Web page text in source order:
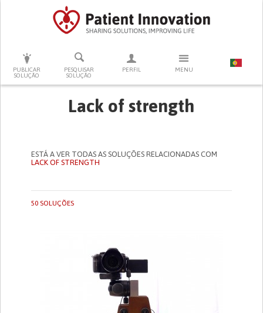
PUBLICAR
SOLUÇÃO
PESQUISAR
SOLUÇÃO
PERFIL MENU
PRESSIONE ENTER PARA PESQUISAR
Lack of strength
ESTÁ A VER TODAS AS SOLUÇÕES RELACIONADAS COM
LACK OF STRENGTH
50 SOLUÇÕES